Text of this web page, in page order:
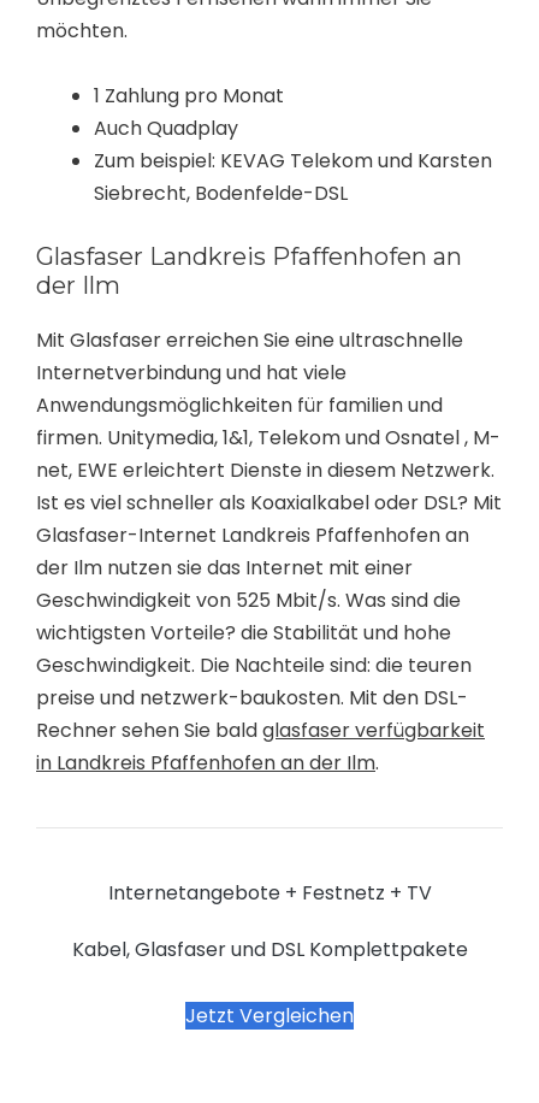
möchten.
1 Zahlung pro Monat
Auch Quadplay
Zum beispiel: KEVAG Telekom und Karsten
Siebrecht, Bodenfelde-DSL
Glasfaser Landkreis Pfaffenhofen an
der Ilm
Mit Glasfaser erreichen Sie eine ultraschnelle
Internetverbindung und hat viele
Anwendungsmöglichkeiten für familien und
firmen. Unitymedia, 1&1, Telekom und Osnatel , M-
net, EWE erleichtert Dienste in diesem Netzwerk.
Ist es viel schneller als Koaxialkabel oder DSL? Mit
Glasfaser-Internet Landkreis Pfaffenhofen an
der Ilm nutzen sie das Internet mit einer
Geschwindigkeit von 525 Mbit/s. Was sind die
wichtigsten Vorteile? die Stabilität und hohe
Geschwindigkeit. Die Nachteile sind: die teuren
preise und netzwerk-baukosten. Mit den DSL-
Rechner sehen Sie baldglasfaser verfügbarkeit
in Landkreis Pfaffenhofen an der Ilm.
Internetangebote + Festnetz + TV
Kabel, Glasfaser und DSL Komplettpakete
Jetzt Vergleichen